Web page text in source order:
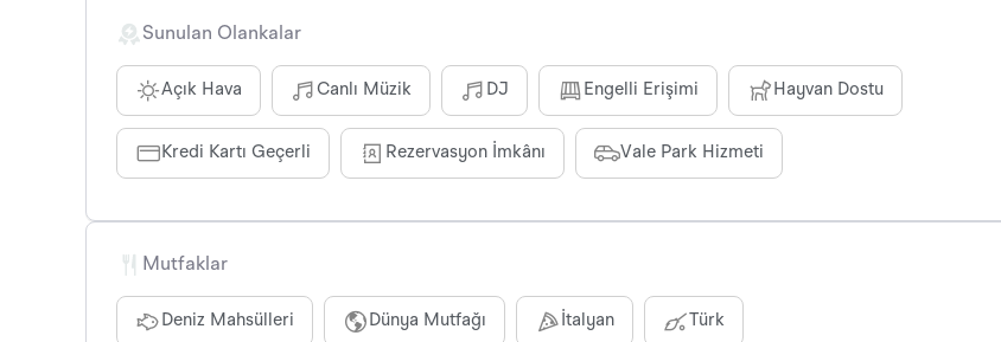
Sunulan Olankalar
Açık Hava Canlı Müzik DJ Engelli Erişimi Hayvan Dostu
Kredi Kartı Geçerli Rezervasyon İmkânı Vale Park Hizmeti
Mutfaklar
Deniz Mahsülleri Dünya Mutfağı İtalyan Türk